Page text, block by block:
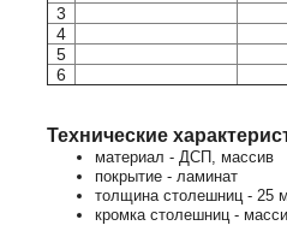
3
4
5
6
Технические
материал - ДСП, массив
покрытие - ламинат
толщина столешниц - 25
кромка столешниц -